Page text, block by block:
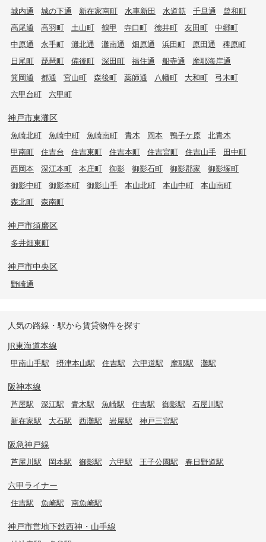
城内通
城の下通 新在家南町 水車新田 水道筋 千旦通
曾和町
高尾通
高羽町 土山町 鶴甲 寺口町 徳井町 友田町
中郷町
中原通
永手町 灘北通 灘南通 畑原通 浜田町 原田通
稗原町
日尾町
琵琶町 備後町 深田町 福住通 船寺通
摩耶海岸通
箕岡通
都通 宮山町 森後町 薬師通 八幡町 大和町
弓木町
六甲台町
六甲町
神戸市東灘区
魚崎北町 魚崎中町 魚崎南町 青木 岡本 鴨子ケ原
北青木
甲南町
住吉台 住吉東町 住吉本町 住吉宮町 住吉山手
田中町
西岡本
深江本町 本庄町 御影 御影石町 御影郡家
御影塚町
御影中町
御影本町 御影山手 本山北町 本山中町
本山南町
森北町
森南町
神戸市須磨区
多井畑東町
神戸市中央区
野崎通
人気の路線・駅から賃貸物件を探す
JR東海道本線
甲南山手駅 摂津本山駅 住吉駅 六甲道駅 摩耶駅 灘駅
阪神本線
芦屋駅 深江駅 青木駅 魚崎駅 住吉駅 御影駅
石屋川駅
新在家駅
大石駅 西灘駅 岩屋駅 神戸三宮駅
阪急神戸線
芦屋川駅 岡本駅 御影駅 六甲駅 王子公園駅 春日野道駅
六甲ライナー
住吉駅 魚崎駅 南魚崎駅
神戸市営地下鉄西神・山手線